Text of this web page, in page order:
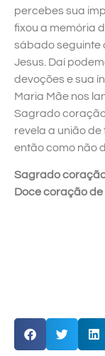
percebes sua
fixou a memória
sábado seguinte
Jesus. Daí
devoções e sua
Maria Mãe nos
Sagrado
revela a união
então como não
Sagrado coração
Doce coração